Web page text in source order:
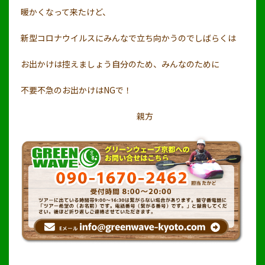
暖かくなって来たけど、
新型コロナウイルスにみんなで立ち向かうのでしばらくは
お出かけは控えましょう自分のため、みんなのために
不要不急のお出かけはNGで！
親方